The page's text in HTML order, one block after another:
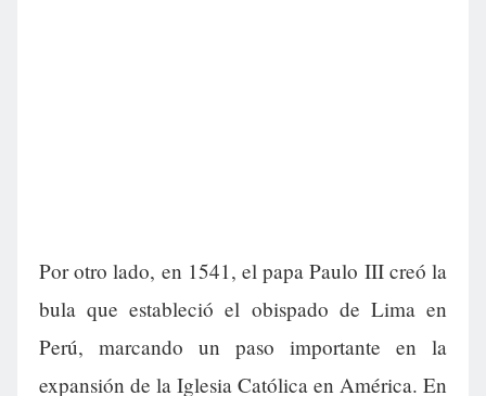
Por otro lado, en 1541, el papa Paulo III creó la
bula que estableció el obispado de Lima en
Perú, marcando un paso importante en la
expansión de la Iglesia Católica en América. En